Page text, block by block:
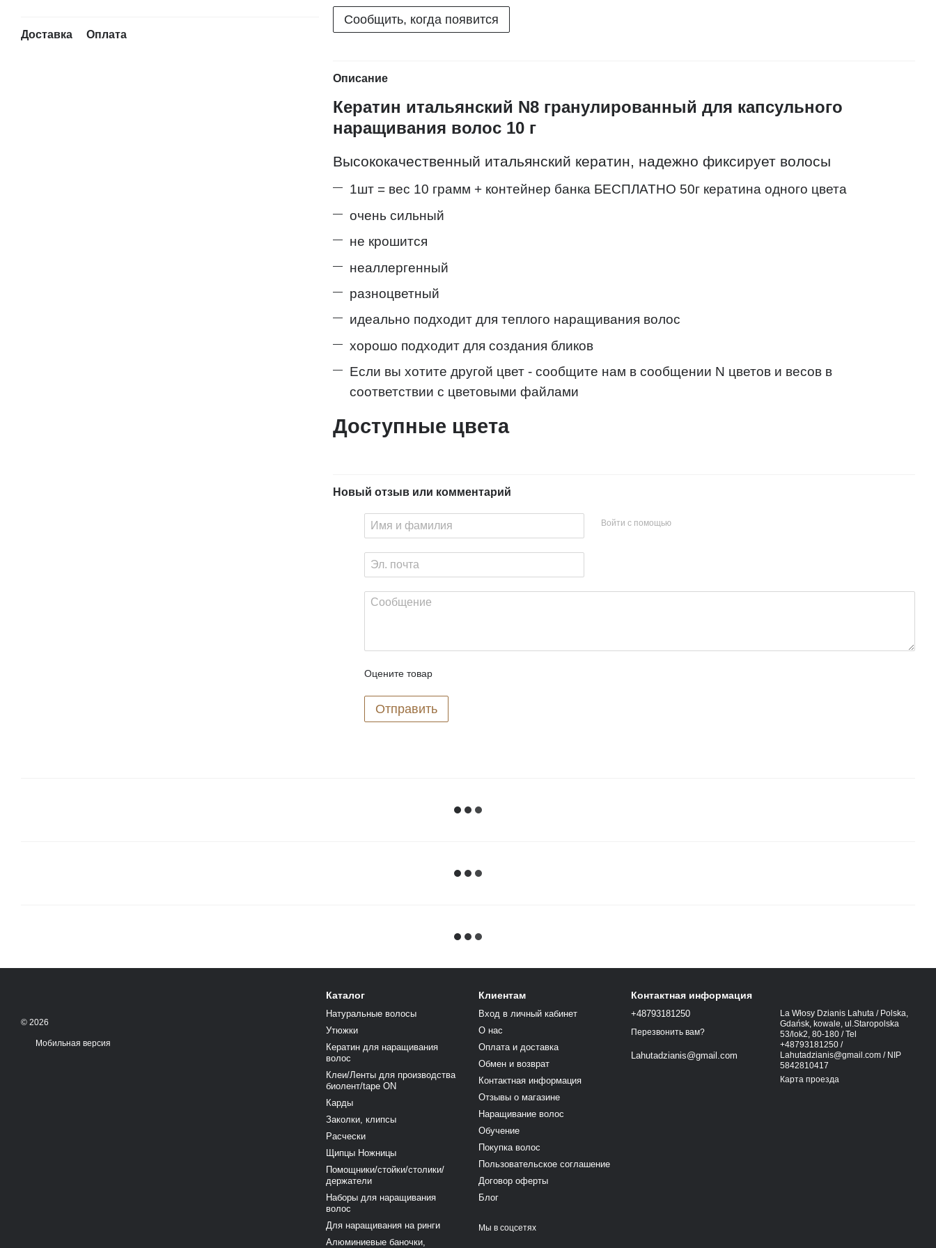
Доставка Оплата
Сообщить, когда появится
Описание
Кератин итальянский N8 гранулированный для капсульного
наращивания волос 10 г
Высококачественный итальянский кератин, надежно фиксирует волосы
1шт = вес 10 грамм + контейнер банка БЕСПЛАТНО 50г кератина одного цвета
очень сильный
не крошится
неаллергенный
разноцветный
идеально подходит для теплого наращивания волос
хорошо подходит для создания бликов
Если вы хотите другой цвет - сообщите нам в сообщении N цветов и весов в
соответствии с цветовыми файлами
Доступные цвета
Новый отзыв или комментарий
Войти с помощью
Оцените товар
Отправить
© 2026
Мобильная версия
Каталог
Натуральные волосы
Утюжки
Кератин для наращивания
волос
Клеи/Ленты для производства
биолент/tape ON
Карды
Заколки, клипсы
Расчески
Щипцы Ножницы
Помощники/стойки/столики/
держатели
Наборы для наращивания
волос
Для наращивания на ринги
Алюминиевые баночки,
Клиентам
Вход в личный кабинет
О нас
Оплата и доставка
Обмен и возврат
Контактная информация
Отзывы о магазине
Наращивание волос
Обучение
Покупка волос
Пользовательское соглашение
Договор оферты
Блог
Мы в соцсетях
Контактная информация
+48793181250
Перезвонить вам?
Lahutadzianis@gmail.com
La Włosy Dzianis Lahuta / Polska,
Gdańsk, kowale, ul.Staropolska
53/lok2, 80-180 / Tel
+48793181250 /
Lahutadzianis@gmail.com / NIP
5842810417
Карта проезда